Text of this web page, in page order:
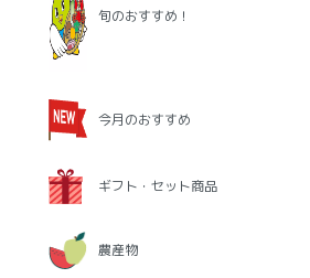
旬のおすすめ！
今月のおすすめ
ギフト・セット商品
農産物